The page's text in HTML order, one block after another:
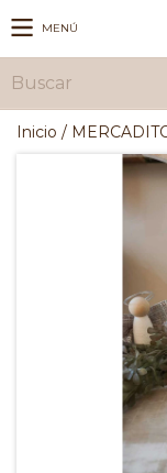
MENÚ
Inicio /